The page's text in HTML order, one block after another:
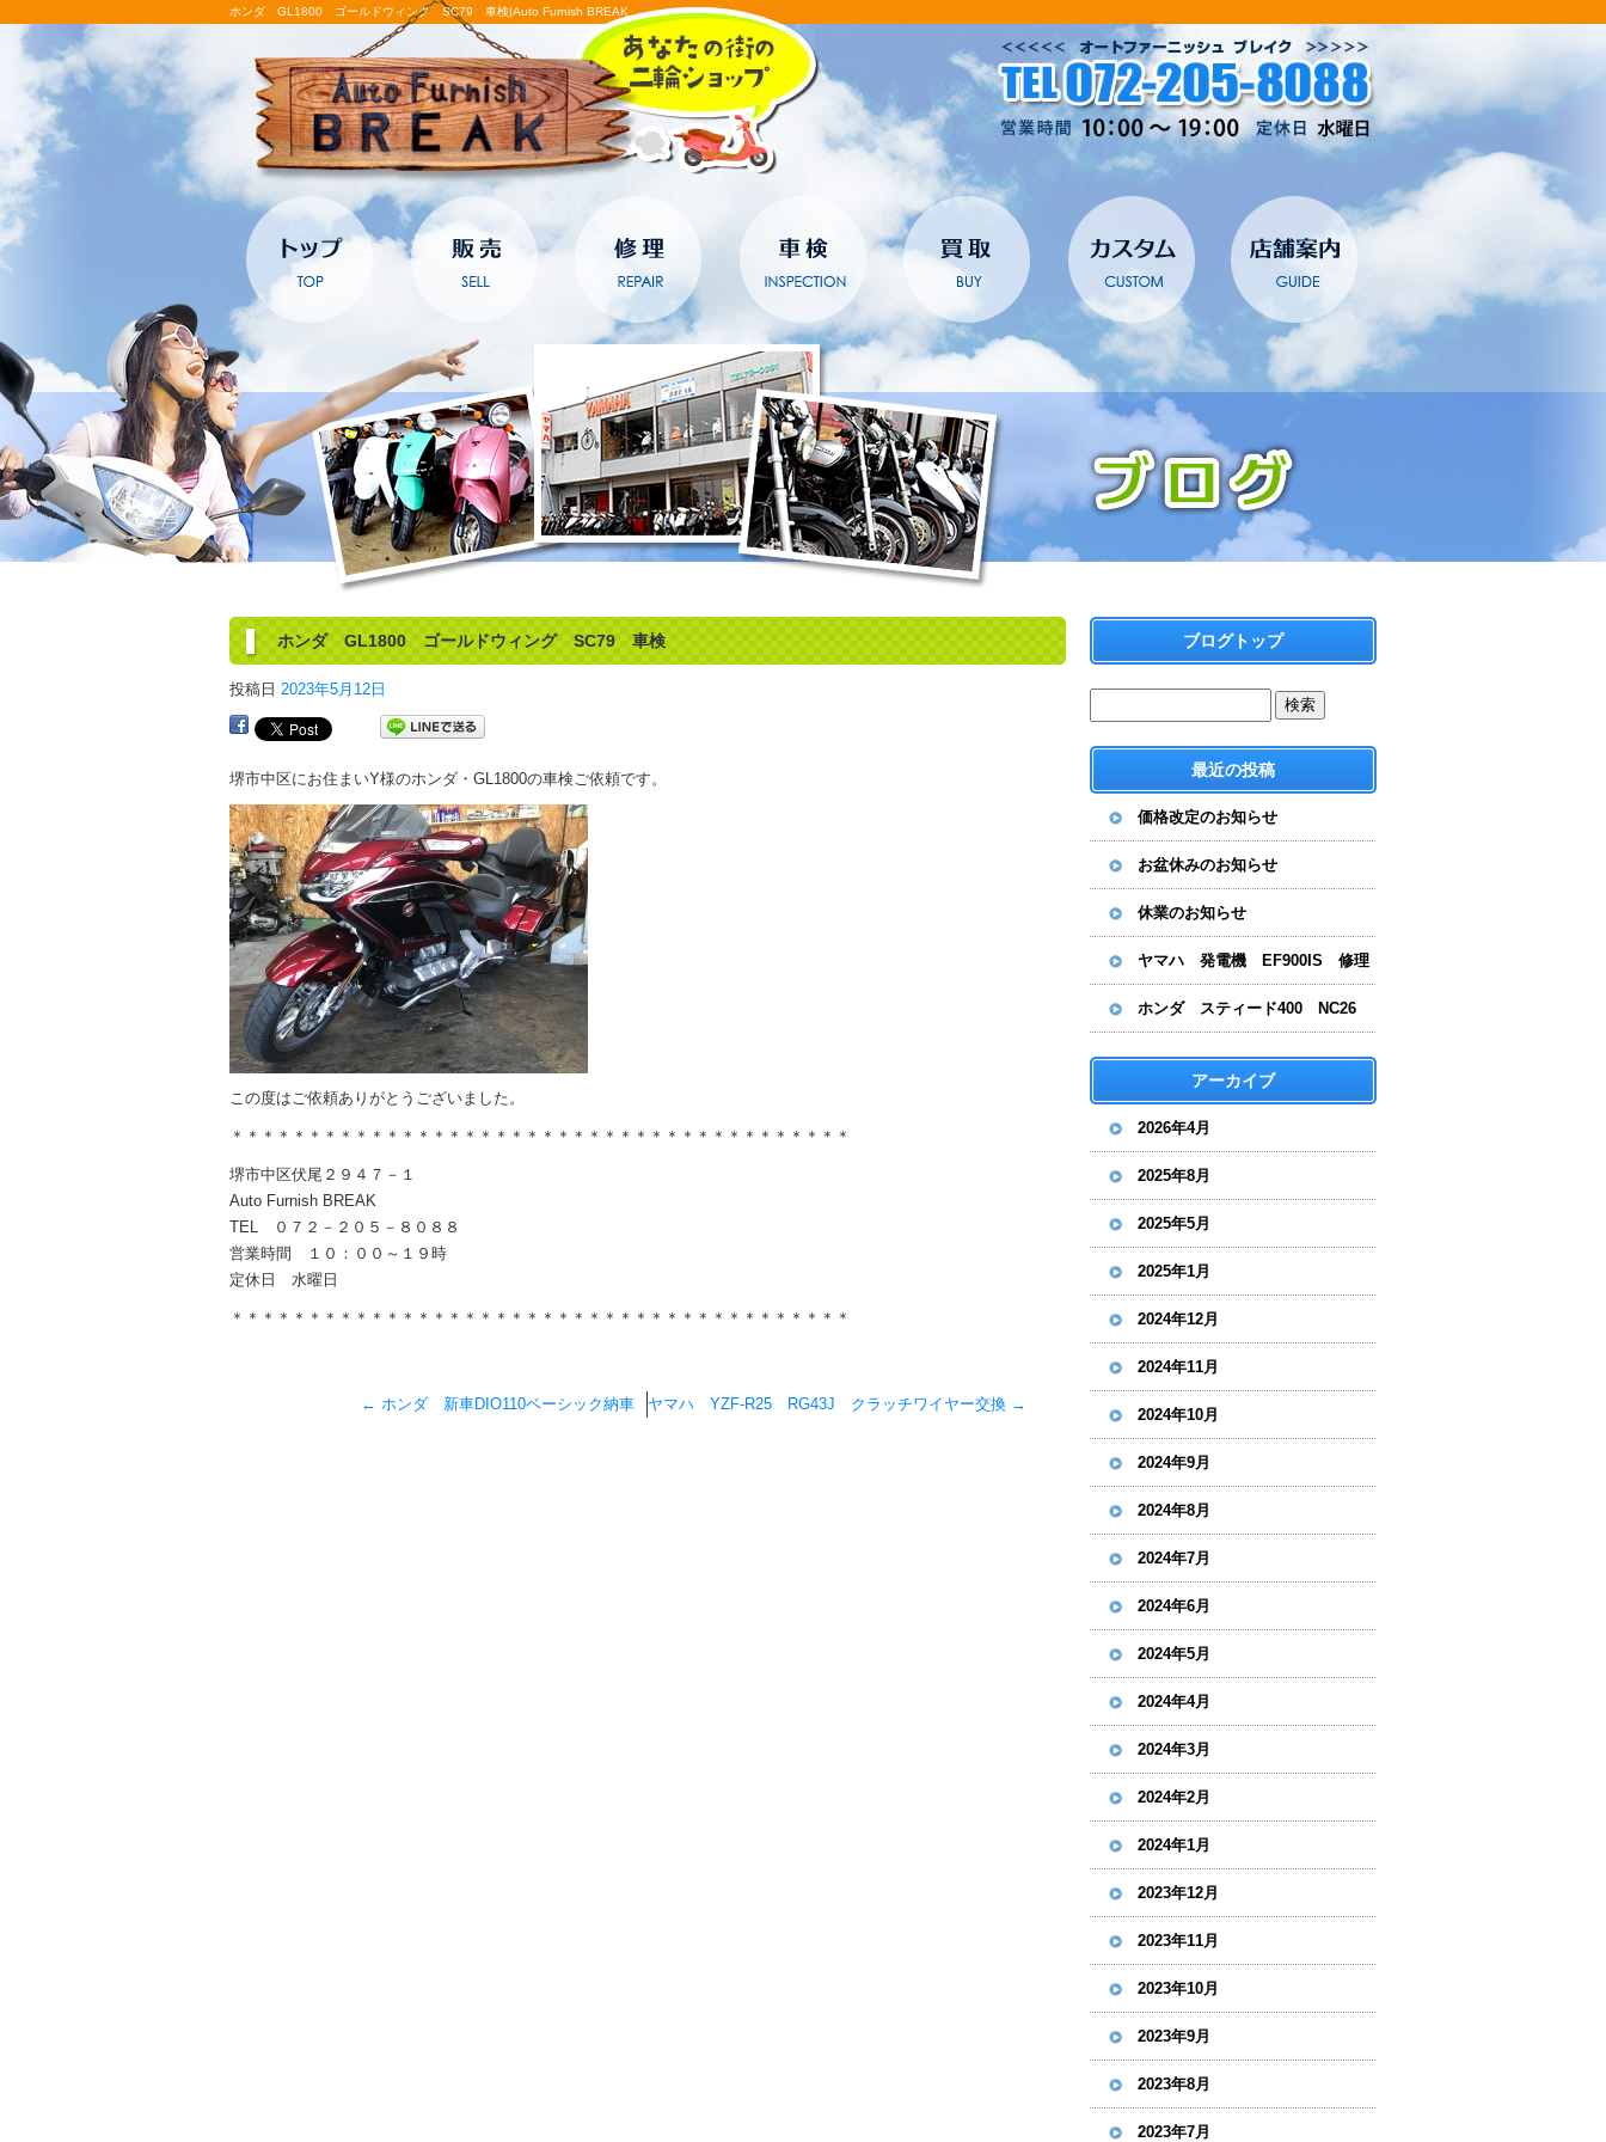
ホンダ GL1800 ゴールドウィング SC79 車検|Auto Furnish BREAK
ホンダ GL1800 ゴールドウィング SC79 車検
投稿日 2023年5月12日
堺市中区にお住まいY様のホンダ・GL1800の車検ご依頼です。
この度はご依頼ありがとうございました。
＊＊＊＊＊＊＊＊＊＊＊＊＊＊＊＊＊＊＊＊＊＊＊＊＊＊＊＊＊＊＊＊＊＊＊＊＊＊＊＊
堺市中区伏尾２９４７－１
Auto Furnish BREAK
TEL ０７２－２０５－８０８８
営業時間 １０：００～１９時
定休日 水曜日
＊＊＊＊＊＊＊＊＊＊＊＊＊＊＊＊＊＊＊＊＊＊＊＊＊＊＊＊＊＊＊＊＊＊＊＊＊＊＊＊
← ホンダ 新車DIO110ベーシック納車 ヤマハ YZF-R25 RG43J クラッチワイヤー交換 →
ブログトップ
最近の投稿
価格改定のお知らせ
お盆休みのお知らせ
休業のお知らせ
ヤマハ 発電機 EF900IS 修理
ホンダ スティード400 NC26
水漏れ修理
アーカイブ
2026年4月
2025年8月
2025年5月
2025年1月
2024年12月
2024年11月
2024年10月
2024年9月
2024年8月
2024年7月
2024年6月
2024年5月
2024年4月
2024年3月
2024年2月
2024年1月
2023年12月
2023年11月
2023年10月
2023年9月
2023年8月
2023年7月